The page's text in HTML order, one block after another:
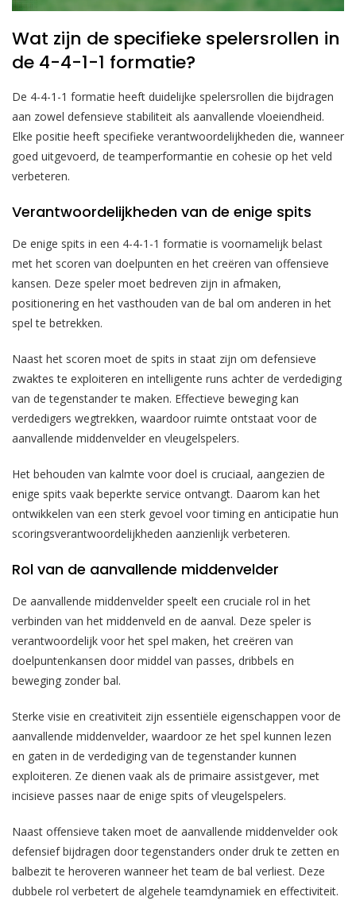
Wat zijn de specifieke spelersrollen in
de 4-4-1-1 formatie?
De 4-4-1-1 formatie heeft duidelijke spelersrollen die bijdragen
aan zowel defensieve stabiliteit als aanvallende vloeiendheid.
Elke positie heeft specifieke verantwoordelijkheden die, wanneer
goed uitgevoerd, de teamperformantie en cohesie op het veld
verbeteren.
Verantwoordelijkheden van de enige spits
De enige spits in een 4-4-1-1 formatie is voornamelijk belast
met het scoren van doelpunten en het creëren van offensieve
kansen. Deze speler moet bedreven zijn in afmaken,
positionering en het vasthouden van de bal om anderen in het
spel te betrekken.
Naast het scoren moet de spits in staat zijn om defensieve
zwaktes te exploiteren en intelligente runs achter de verdediging
van de tegenstander te maken. Effectieve beweging kan
verdedigers wegtrekken, waardoor ruimte ontstaat voor de
aanvallende middenvelder en vleugelspelers.
Het behouden van kalmte voor doel is cruciaal, aangezien de
enige spits vaak beperkte service ontvangt. Daarom kan het
ontwikkelen van een sterk gevoel voor timing en anticipatie hun
scoringsverantwoordelijkheden aanzienlijk verbeteren.
Rol van de aanvallende middenvelder
De aanvallende middenvelder speelt een cruciale rol in het
verbinden van het middenveld en de aanval. Deze speler is
verantwoordelijk voor het spel maken, het creëren van
doelpuntenkansen door middel van passes, dribbels en
beweging zonder bal.
Sterke visie en creativiteit zijn essentiële eigenschappen voor de
aanvallende middenvelder, waardoor ze het spel kunnen lezen
en gaten in de verdediging van de tegenstander kunnen
exploiteren. Ze dienen vaak als de primaire assistgever, met
incisieve passes naar de enige spits of vleugelspelers.
Naast offensieve taken moet de aanvallende middenvelder ook
defensief bijdragen door tegenstanders onder druk te zetten en
balbezit te heroveren wanneer het team de bal verliest. Deze
dubbele rol verbetert de algehele teamdynamiek en effectiviteit.